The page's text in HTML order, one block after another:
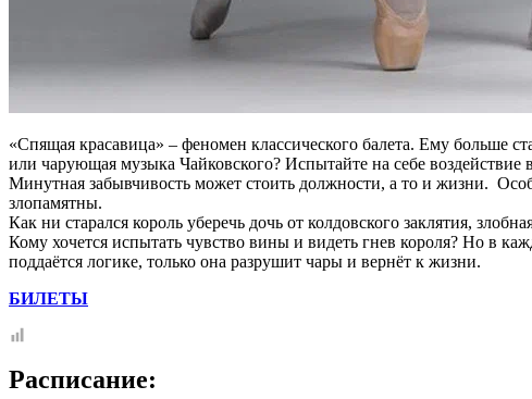
«Спящая красавица» – феномен классического балета. Ему больше
или чарующая музыка Чайковского? Испытайте на себе воздействие
Минутная забывчивость может стоить должности, а то и жизни.
злопамятны.
Как ни старался король уберечь дочь от колдовского заклятия,
Кому хочется испытать чувство вины и видеть гнев короля? Но в
поддаётся логике, только она разрушит чары и вернёт к жизни.
БИЛЕТЫ
Расписание: